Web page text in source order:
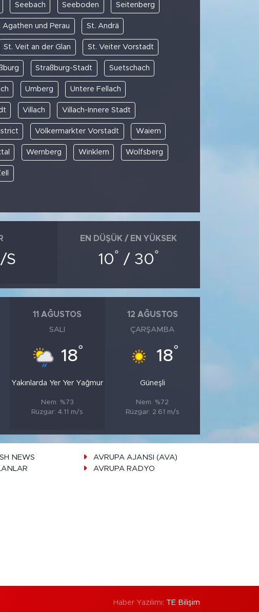
Seebach Seeboden Seitenberg
Agathen und Perau St. Andrä
St. Veit an der Glan St. Veiter Vorstadt
Straßburg-Stadt Suetschach
Umberg Untere Fellach
Villach Villach-Innere Stadt
Völkermarkter Vorstadt Waiern
Wernberg Winklern Wolfsberg
S
EN DÜŞÜK / EN YÜKSEK
10° / 30°
11 AĞUSTOS
SALI
18°
Yakınlarda Yer Yer Yağmur
Nem: %73
Rüzgar: 4.11 m/s
12 AĞUSTOS
ÇARŞAMBA
18°
Güneşli
Nem: %72
Rüzgar: 2.61 m/s
NEWS
AVRUPA AJANSI (AVA)
AVRUPA RADYO
Haber Yazılımı: TE Bilişim